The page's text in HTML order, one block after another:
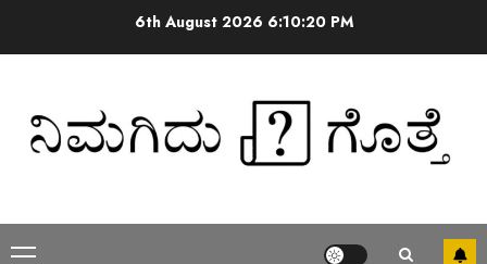
6th August 2026 6:10:21 PM